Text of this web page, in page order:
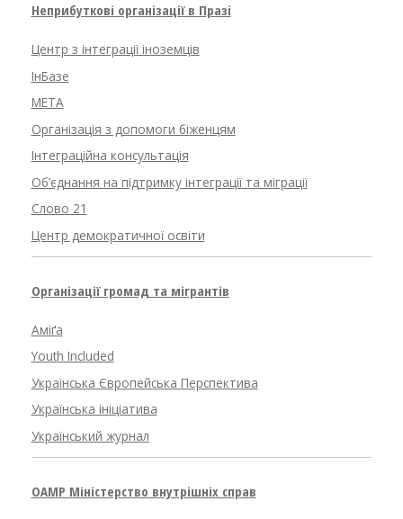
Неприбуткові організації в Празі
Центр з інтеграції іноземців
ІнБазе
META
Організація з допомоги біженцям
Інтеграційна консультація
Об’єднання на підтримку інтеграції та міграції
Слово 21
Центр демократичної освіти
Організації громад та мігрантів
Аміґа
Youth Included
Українська Європейська Перспектива
Українська ініціатива
Український журнал
OAMP Міністерство внутрішніх справ